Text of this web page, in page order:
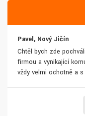
Pavel, Nový Jičín
Chtěl bych zde
firmou a vynikající
vždy velmi ochotně a